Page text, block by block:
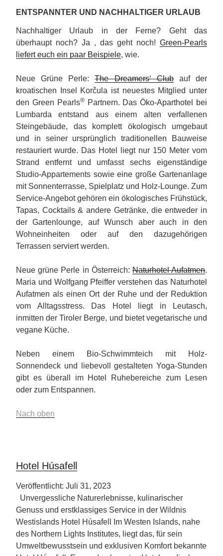
ENTSPANNTER UND NACHHALTIGER URLAUB
Nachhaltiger Urlaub in der Ferne? Geht das
überhaupt noch? Ja , das geht noch! Green-Pearls
liefert euch ein paar Beispiele, wie.
Neue Grüne Perle:The Dreamers‘ Clubauf der
kroatischen Insel Korčula ist neuestes Mitglied unter
den Green Pearls®Partnern. Das Öko-Aparthotel bei
Lumbarda entstand aus einem alten verfallenen
Steingebäude, das komplett ökologisch umgebaut
und in seiner ursprünglich traditionellen Bauweise
restauriert wurde. Das Hotel liegt nur 150 Meter vom
Strand entfernt und umfasst sechs eigenständige
Studio-Appartements sowie eine große Gartenanlage
mit Sonnenterrasse, Spielplatz und Holz-Lounge. Zum
Service-Angebot gehören ein ökologisches Frühstück,
Tapas, Cocktails & andere Getränke, die entweder in
der Gartenlounge, auf Wunsch aber auch in den
Wohneinheiten oder auf den dazugehörigen
Terrassen serviert werden.
Neue grüne Perle in Österreich:Naturhotel Aufatmen.
Maria und Wolfgang Pfeiffer verstehen das Naturhotel
Aufatmen als einen Ort der Ruhe und der Reduktion
vom Alltagsstress. Das Hotel liegt in Leutasch,
inmitten der Tiroler Berge, und bietet vegetarische und
vegane Küche.
Neben einem Bio-Schwimmteich mit Holz-
Sonnendeck und liebevoll gestalteten Yoga-Stunden
gibt es überall im Hotel Ruhebereiche zum Lesen
oder zum Entspannen.
Nach oben
Hotel Húsafell
Veröffentlicht: Juli 31, 2023
Unvergessliche Naturerlebnisse, kulinarischer
Genuss und erstklassiges Service in der Wildnis
Westislands Hotel Húsafell Im Westen Islands, nahe
des Northern Lights Institutes, liegt das, für sein
Umweltbewusstsein und exklusiven Komfort bekannte